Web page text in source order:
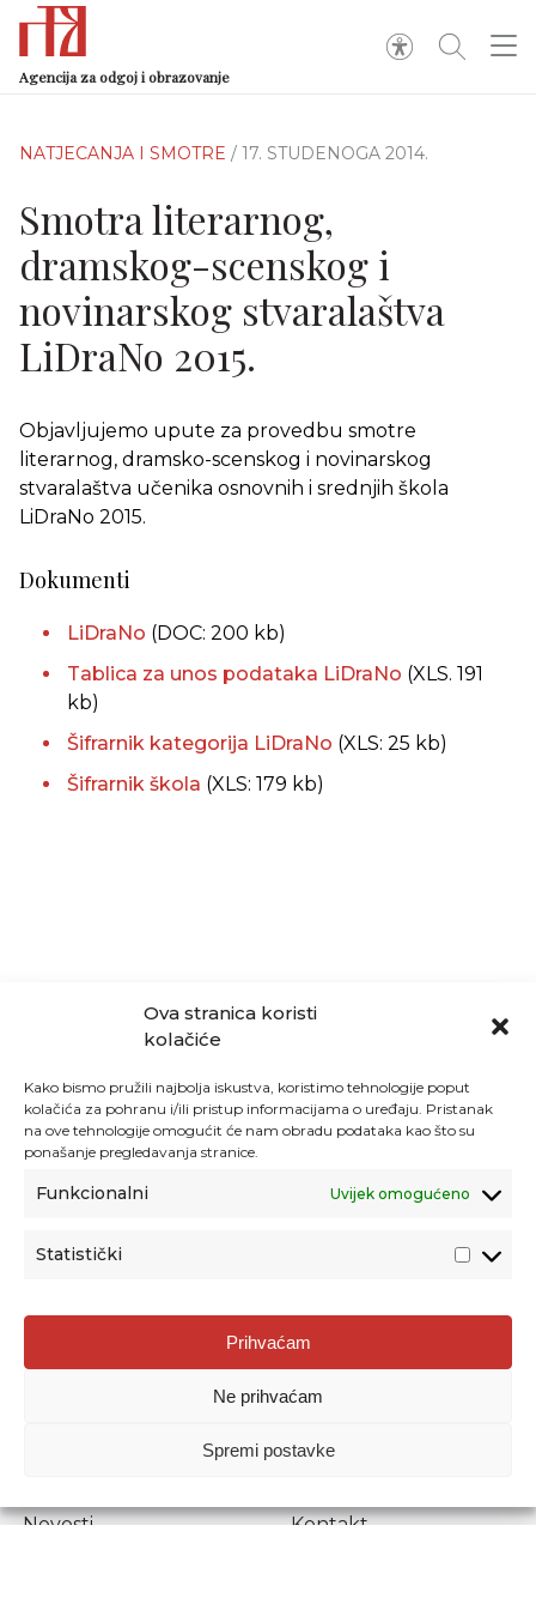
Ova stranica koristi
kolačiće
Kako bismo pružili najbolja iskustva, koristimo tehnologije poput
kolačića za pohranu i/ili pristup informacijama o uređaju. Pristanak
na ove tehnologije omogućit će nam obradu podataka kao što su
ponašanje pregledavanja stranice.
Funkcionalni Uvijek omogućeno
Statistički
Prihvaćam
Ne prihvaćam
Spremi postavke
Agencija za odgoj i obrazovanje
NATJECANJA I SMOTRE / 17. STUDENOGA 2014.
Smotra literarnog,
dramskog-scenskog i
novinarskog stvaralaštva
LiDraNo 2015.
Objavljujemo upute za provedbu smotre
literarnog, dramsko-scenskog i novinarskog
stvaralaštva učenika osnovnih i srednjih škola
LiDraNo 2015.
Dokumenti
LiDraNo (DOC: 200 kb)
Tablica za unos podataka LiDraNo (XLS. 191
kb)
Šifrarnik kategorija LiDraNo (XLS: 25 kb)
Šifrarnik škola (XLS: 179 kb)
Agencija za odgoj i obrazovanje
Donje Svetice 38, 10000 Zagreb
1778129
Prenošenje sadržaja dopušteno je uz navođenje izvora.
Novosti
Kontakt